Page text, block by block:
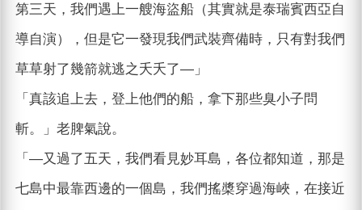
第三天，我們遇上一艘海盜船（其實就是泰瑞賓西亞自
導自演），但是它一發現我們武裝齊備時，只有對我們
草草射了幾箭就逃之夭夭了—」
「真該追上去，登上他們的船，拿下那些臭小子問
斬。」老脾氣說。
「—又過了五天，我們看見妙耳島，各位都知道，那是
七島中最靠西邊的一個島，我們搖槳穿過海峽，在接近